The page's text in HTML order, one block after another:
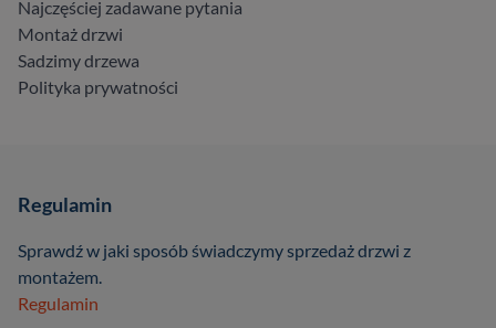
Najczęściej zadawane pytania
Montaż drzwi
Sadzimy drzewa
Polityka prywatności
Regulamin
Sprawdź w jaki sposób świadczymy sprzedaż drzwi z
montażem.
Regulamin